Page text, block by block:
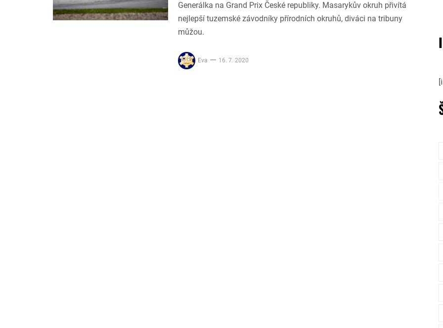
Generálka na Grand Prix České republiky. Masarykův okruh přivítá
nejlepší tuzemské závodníky přírodních okruhů, diváci na tribuny
můžou.
Eva 16. 7. 2020